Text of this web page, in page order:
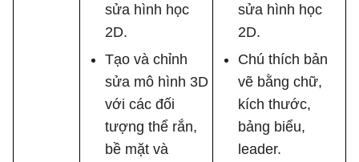
sửa hình học
2D.
Tạo và chỉnh
sửa mô hình 3D
với các đối
tượng thể rắn,
bề mặt và
sửa hình học
2D.
Chú thích bản
vẽ bằng chữ,
kích thước,
bảng biểu,
leader.